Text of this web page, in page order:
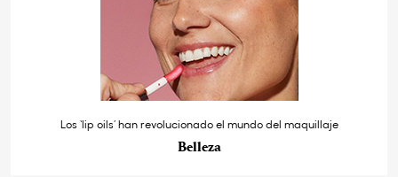
Los ‘lip oils’ han revolucionado el mundo del maquillaje
Belleza